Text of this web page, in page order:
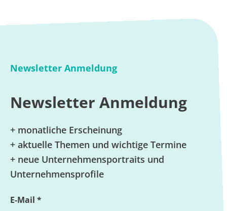
Newsletter Anmeldung
Newsletter Anmeldung
+ monatliche Erscheinung
+ aktuelle Themen und wichtige Termine
+ neue Unternehmensportraits und
Unternehmensprofile
E-Mail *